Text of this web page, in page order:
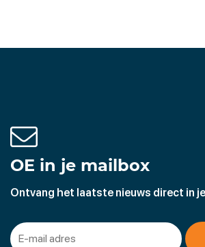
OE in je mailbox
Ontvang het laatste nieuws direct in